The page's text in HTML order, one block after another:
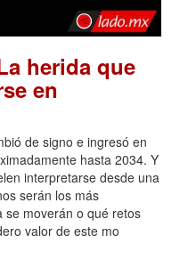
herida que
en
de signo e ingresó en
hasta 2034. Y
interpretarse desde una
serán los más
se moverán o qué retos
valor de este mo